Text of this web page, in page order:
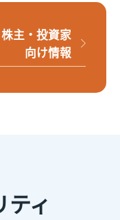
株主・投資家
向け情報
ティ